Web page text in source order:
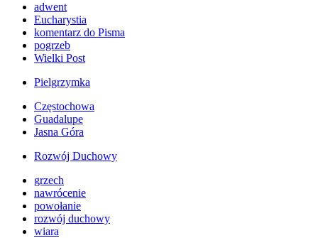
adwent
Eucharystia
komentarz do Pisma
pogrzeb
Wielki Post
Pielgrzymka
Częstochowa
Guadalupe
Jasna Góra
Rozwój Duchowy
grzech
nawrócenie
powołanie
rozwój duchowy
wiara